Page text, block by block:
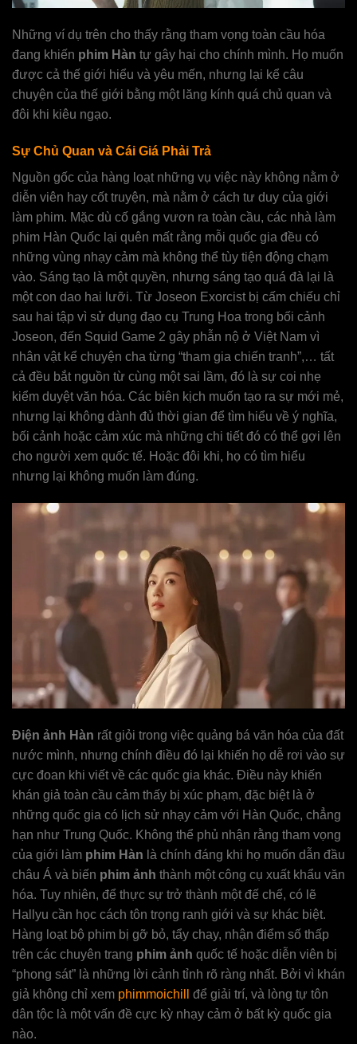
Những ví dụ trên cho thấy rằng tham vọng toàn cầu hóa
đang khiến phim Hàn tự gây hại cho chính mình. Họ muốn
được cả thế giới hiểu và yêu mến, nhưng lại kể câu
chuyện của thế giới bằng một lăng kính quá chủ quan và
đôi khi kiêu ngạo.
Sự Chủ Quan và Cái Giá Phải Trả
Nguồn gốc của hàng loạt những vụ việc này không nằm ở
diễn viên hay cốt truyện, mà nằm ở cách tư duy của giới
làm phim. Mặc dù cố gắng vươn ra toàn cầu, các nhà làm
phim Hàn Quốc lại quên mất rằng mỗi quốc gia đều có
những vùng nhạy cảm mà không thể tùy tiện động chạm
vào. Sáng tạo là một quyền, nhưng sáng tạo quá đà lại là
một con dao hai lưỡi. Từ Joseon Exorcist bị cấm chiếu chỉ
sau hai tập vì sử dụng đạo cụ Trung Hoa trong bối cảnh
Joseon, đến Squid Game 2 gây phẫn nộ ở Việt Nam vì
nhân vật kể chuyện cha từng “tham gia chiến tranh”,… tất
cả đều bắt nguồn từ cùng một sai lầm, đó là sự coi nhẹ
kiểm duyệt văn hóa. Các biên kịch muốn tạo ra sự mới mẻ,
nhưng lại không dành đủ thời gian để tìm hiểu về ý nghĩa,
bối cảnh hoặc cảm xúc mà những chi tiết đó có thể gợi lên
cho người xem quốc tế. Hoặc đôi khi, họ có tìm hiểu
nhưng lại không muốn làm đúng.
Điện ảnh Hàn rất giỏi trong việc quảng bá văn hóa của đất
nước mình, nhưng chính điều đó lại khiến họ dễ rơi vào sự
cực đoan khi viết về các quốc gia khác. Điều này khiến
khán giả toàn cầu cảm thấy bị xúc phạm, đặc biệt là ở
những quốc gia có lịch sử nhạy cảm với Hàn Quốc, chẳng
hạn như Trung Quốc. Không thể phủ nhận rằng tham vọng
của giới làm phim Hàn là chính đáng khi họ muốn dẫn đầu
châu Á và biến phim ảnh thành một công cụ xuất khẩu văn
hóa. Tuy nhiên, để thực sự trở thành một đế chế, có lẽ
Hallyu cần học cách tôn trọng ranh giới và sự khác biệt.
Hàng loạt bộ phim bị gỡ bỏ, tẩy chay, nhận điểm số thấp
trên các chuyên trang phim ảnh quốc tế hoặc diễn viên bị
“phong sát” là những lời cảnh tỉnh rõ ràng nhất. Bởi vì khán
giả không chỉ xem phimmoichill
để giải trí, và lòng tự tôn
dân tộc là một vấn đề cực kỳ nhạy cảm ở bất kỳ quốc gia
nào.